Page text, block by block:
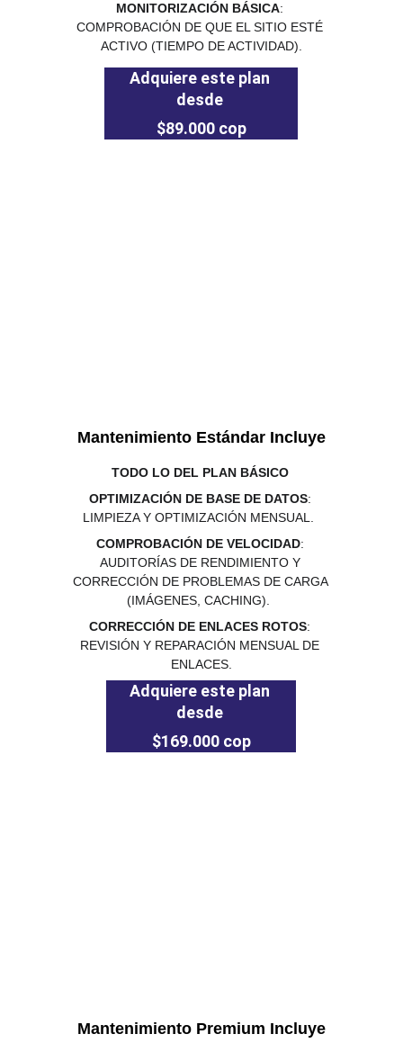
MONITORIZACIÓN BÁSICA:
COMPROBACIÓN DE QUE EL SITIO ESTÉ
ACTIVO (TIEMPO DE ACTIVIDAD).
TODO LO DEL PLAN BÁSICO
OPTIMIZACIÓN DE BASE DE DATOS:
LIMPIEZA Y OPTIMIZACIÓN MENSUAL.
COMPROBACIÓN DE VELOCIDAD:
AUDITORÍAS DE RENDIMIENTO Y
CORRECCIÓN DE PROBLEMAS DE CARGA
(IMÁGENES, CACHING).
CORRECCIÓN DE ENLACES ROTOS:
REVISIÓN Y REPARACIÓN MENSUAL DE
ENLACES.
Mantenimiento Estándar Incluye
Mantenimiento Premium Incluye
Adquiere este plan
desde
$89.000 cop
Adquiere este plan
desde
$169.000 cop